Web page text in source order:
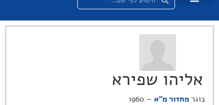
אליהו שפירא
בוגר מחזור מ"א
– 1960